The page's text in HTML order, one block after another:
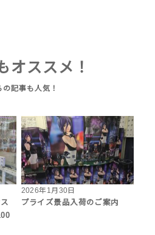
オススメ！
2026年1月30日
プライズ景品入荷のご案内